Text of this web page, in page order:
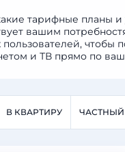
тарифные планы
вашим
чтобы
и ТВ прямо по
В КВАРТИРУ